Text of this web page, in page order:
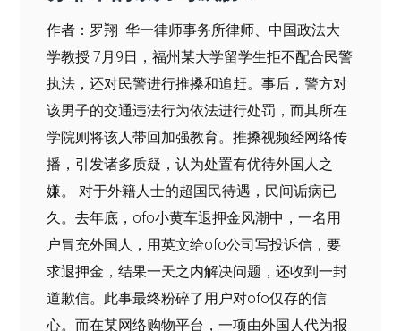
作者：罗翔 华一律师事务所律师、中国政法大
学教授 7月9日，福州某大学留学生拒不配合民警
执法，还对民警进行推搡和追赶。事后，警方对
该男子的交通违法行为依法进行处罚，而其所在
学院则将该人带回加强教育。推搡视频经网络传
播，引发诸多质疑，认为处置有优待外国人之
嫌。 对于外籍人士的超国民待遇，民间诟病已
久。去年底，ofo小黄车退押金风潮中，一名用
户冒充外国人，用英文给ofo公司写投诉信，要
求退押金，结果一天之内解决问题，还收到一封
道歉信。此事最终粉碎了用户对ofo仅存的信
心。而在某网络购物平台，一项由外国人代为报